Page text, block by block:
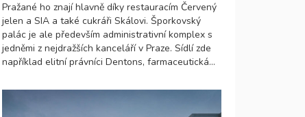
Pražané ho znají hlavně díky restauracím Červený
jelen a SIA a také cukráři Skálovi. Šporkovský
palác je ale především administrativní komplex s
jedněmi z nejdražších kanceláří v Praze. Sídlí zde
například elitní právníci Dentons, farmaceutická...